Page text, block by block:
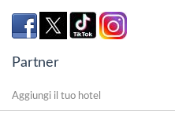
Partner
Aggiungi il tuo hotel